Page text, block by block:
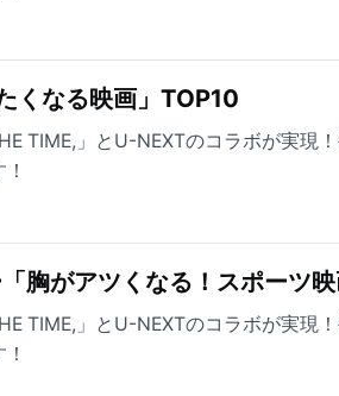
くなる映画」TOP10
TIME,」とU-NEXTのコラボが実現
胸がアツくなる！スポーツ
TIME,」とU-NEXTのコラボが実現